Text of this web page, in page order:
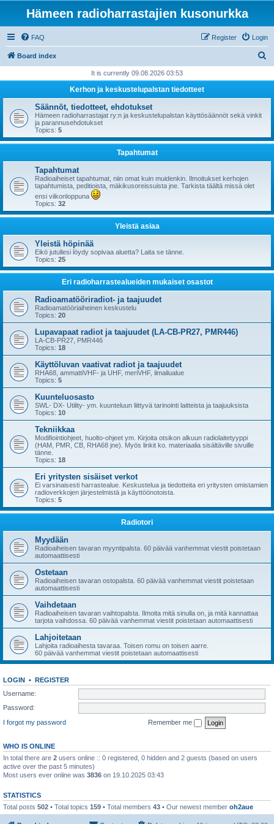
Hämeen radioharrastajien kusonurkka
FAQ Login
Register
Board index
r
It is currently 09.08.2026 03:53
Kerhon ja keskustelupalstan tiedotteet
Säännöt, tiedotteet, ehdotukset
Hämeen radioharrastajat ry:n ja keskustelupalstan käyttösäännöt sekä vinkit
ja parannusehdotukset
Topics: 5
Tapahtumat
Tapahtumat
Radioaiheiset tapahtumat, niin omat kuin muidenkin. Ilmoitukset kerhojen
tapahtumista, peditioista, mäkikusoreissuista jne. Tarkista täältä missä olet
ensi viikonloppuna
Topics: 32
Yleistä asiaa
Yleistä höpinää
Eikö jutullesi löydy sopivaa aluetta? Laita se tänne.
Topics: 25
Eri radioharrastealueiden mukaiset osastot
Radioamatööriradiot- ja taajuudet
Radioamatööriaiheinen keskustelu
Topics: 20
Lupavapaat radiot ja taajuudet (LA-CB-PR27, PMR446)
LA-CB-PR27, PMR446
Topics: 18
Käyttöluvan vaativat radiot ja taajuudet
RHA68, ammattiVHF- ja UHF, meriVHF, ilmailualue
Topics: 5
Kuunteluosasto
SWL- DX- Utility- ym. kuunteluun liittyvä tarinointi laitteista ja taajuuksista
Topics: 10
Tekniikkaa
Modifiointiohjeet, huolto-ohjeet ym. Kirjoita otsikon alkuun radiolaitetyyppi
(HAM, PMR, CB, RHA68 jne). Myös linkit ko. materiaalia sisältäville sivuille
tänne.
Topics: 18
Eri yritysten sisäiset verkot
Ei varsinaisesti harrastealue. Keskustelua ja tiedotteita eri yritysten omistamien
radioverkkojen järjestelmistä ja käyttöönotoista.
Topics: 5
Radiotori
Myydään
Radioaiheisen tavaran myyntipalsta. 60 päivää vanhemmat viestit poistetaan
automaattisesti
Ostetaan
Radioaiheisen tavaran ostopalsta. 60 päivää vanhemmat viestit poistetaan
automaattisesti
Vaihdetaan
Radioaiheisen tavaran vaihtopalsta. Ilmoita mitä sinulla on, ja mitä kannattaa
tarjota vaihdossa. 60 päivää vanhemmat viestit poistetaan automaattisesti
Lahjoitetaan
Lahjoita radioaihesta tavaraa. Toisen romu on toisen aarre.
60 päivää vanhemmat viestit poistetaan automaattisesti
LOGIN • REGISTER
Username:
Password:
I forgot my password
Remember me
WHO IS ONLINE
In total there are 2 users online :: 0 registered, 0 hidden and 2 guests (based on users
active over the past 5 minutes)
Most users ever online was 3836 on 19.10.2025 03:43
STATISTICS
Total posts 502 • Total topics 159 • Total members 43 • Our newest member oh2aue